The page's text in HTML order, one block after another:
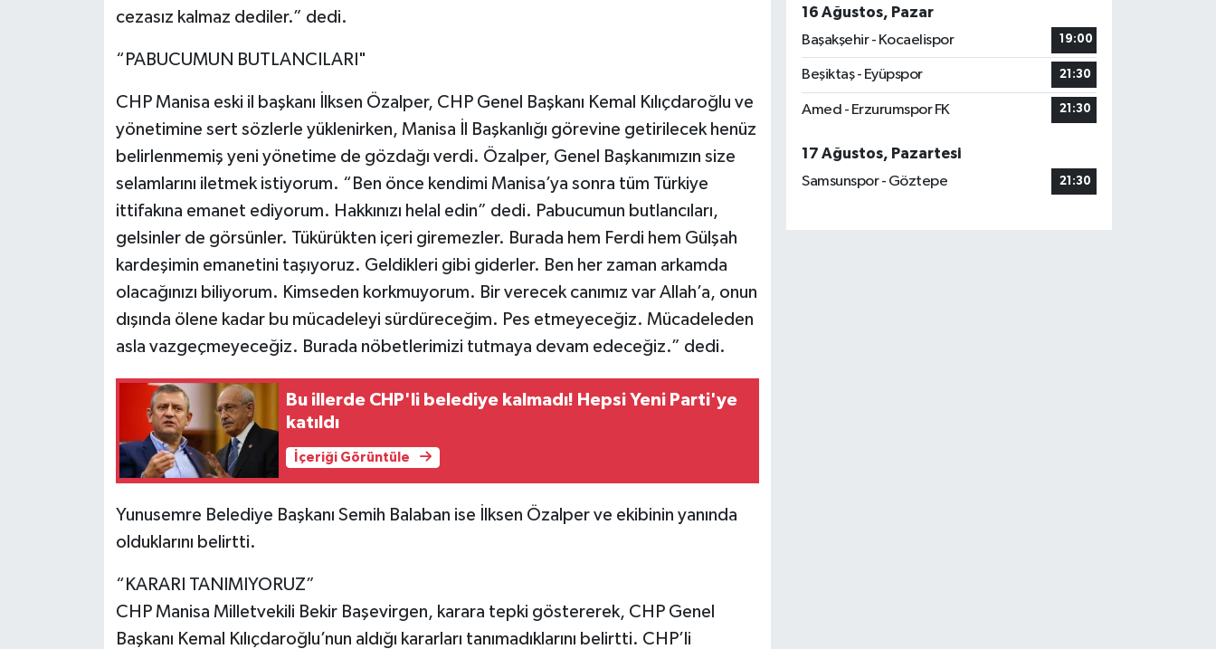
cezasız kalmaz dediler.” dedi.
“PABUCUMUN BUTLANCILARI"
CHP Manisa eski il başkanı İlksen Özalper, CHP Genel Başkanı Kemal Kılıçdaroğlu ve
yönetimine sert sözlerle yüklenirken, Manisa İl Başkanlığı görevine getirilecek henüz
belirlenmemiş yeni yönetime de gözdağı verdi. Özalper, Genel Başkanımızın size
selamlarını iletmek istiyorum. “Ben önce kendimi Manisa’ya sonra tüm Türkiye
ittifakına emanet ediyorum. Hakkınızı helal edin” dedi. Pabucumun butlancıları,
gelsinler de görsünler. Tükürükten içeri giremezler. Burada hem Ferdi hem Gülşah
kardeşimin emanetini taşıyoruz. Geldikleri gibi giderler. Ben her zaman arkamda
olacağınızı biliyorum. Kimseden korkmuyorum. Bir verecek canımız var Allah’a, onun
dışında ölene kadar bu mücadeleyi sürdüreceğim. Pes etmeyeceğiz. Mücadeleden
asla vazgeçmeyeceğiz. Burada nöbetlerimizi tutmaya devam edeceğiz.” dedi.
Bu illerde CHP'li belediye kalmadı! Hepsi Yeni Parti'ye
katıldı
İçeriği Görüntüle
Yunusemre Belediye Başkanı Semih Balaban ise İlksen Özalper ve ekibinin yanında
olduklarını belirtti.
“KARARI TANIMIYORUZ”
CHP Manisa Milletvekili Bekir Başevirgen, karara tepki göstererek, CHP Genel
Başkanı Kemal Kılıçdaroğlu’nun aldığı kararları tanımadıklarını belirtti. CHP’li
16 Ağustos, Pazar
Başakşehir - Kocaelispor
19:00
Beşiktaş - Eyüpspor 21:30
Amed - Erzurumspor FK 21:30
17 Ağustos, Pazartesi
Samsunspor - Göztepe
21:30